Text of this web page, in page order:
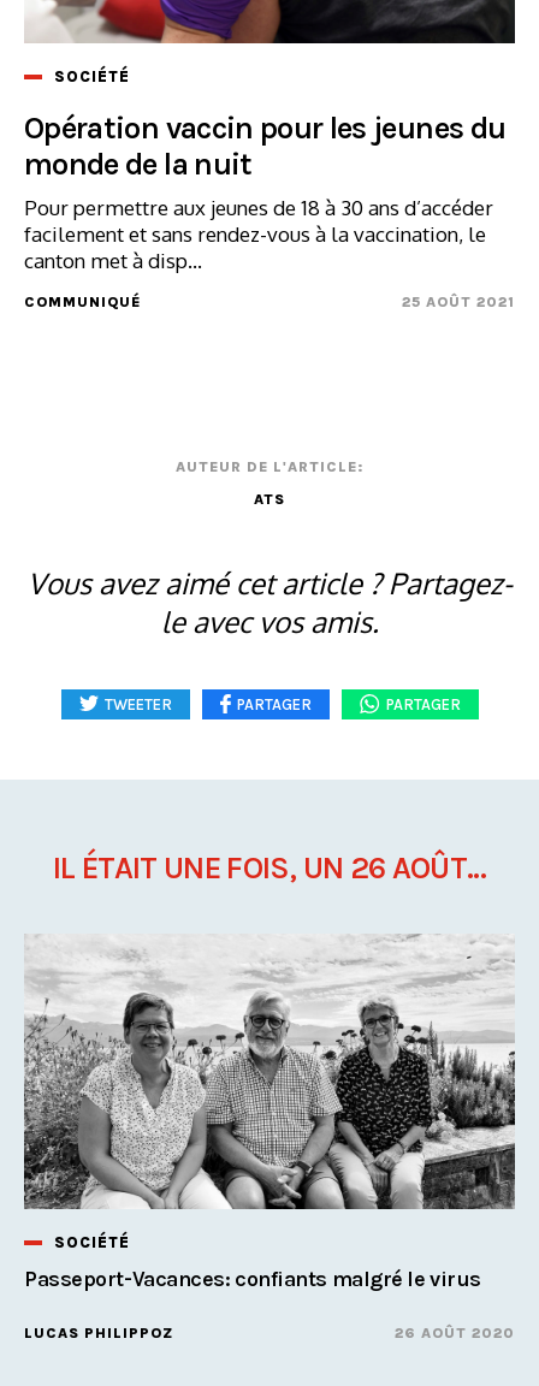
SOCIÉTÉ
Opération vaccin pour les jeunes du
monde de la nuit
Pour permettre aux jeunes de 18 à 30 ans d’accéder
facilement et sans rendez-vous à la vaccination, le
canton met à disp...
COMMUNIQUÉ 25 AOÛT 2021
AUTEUR DE L'ARTICLE:
ATS
Vous avez aimé cet article ? Partagez-
le avec vos amis.
TWEETER PARTAGER PARTAGER
IL ÉTAIT UNE FOIS, UN 26 AOÛT...
SOCIÉTÉ
Passeport-Vacances: confiants malgré le virus
LUCAS PHILIPPOZ 26 AOÛT 2020